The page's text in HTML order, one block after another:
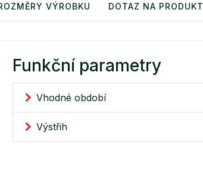
VÝROBKU DOTAZ NA PRODUKT
Funkční parametry
Vhodné období
Výstřih